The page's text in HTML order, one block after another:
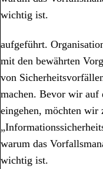
wichtig ist.
aufgeführt.
mit den bewährten
von
machen. Bevor wir auf
eingehen, möchten wir
warum das
wichtig ist.